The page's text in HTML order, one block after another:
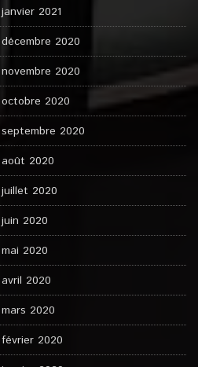
janvier 2021
décembre 2020
novembre 2020
octobre 2020
septembre 2020
août 2020
juillet 2020
juin 2020
mai 2020
avril 2020
mars 2020
février 2020